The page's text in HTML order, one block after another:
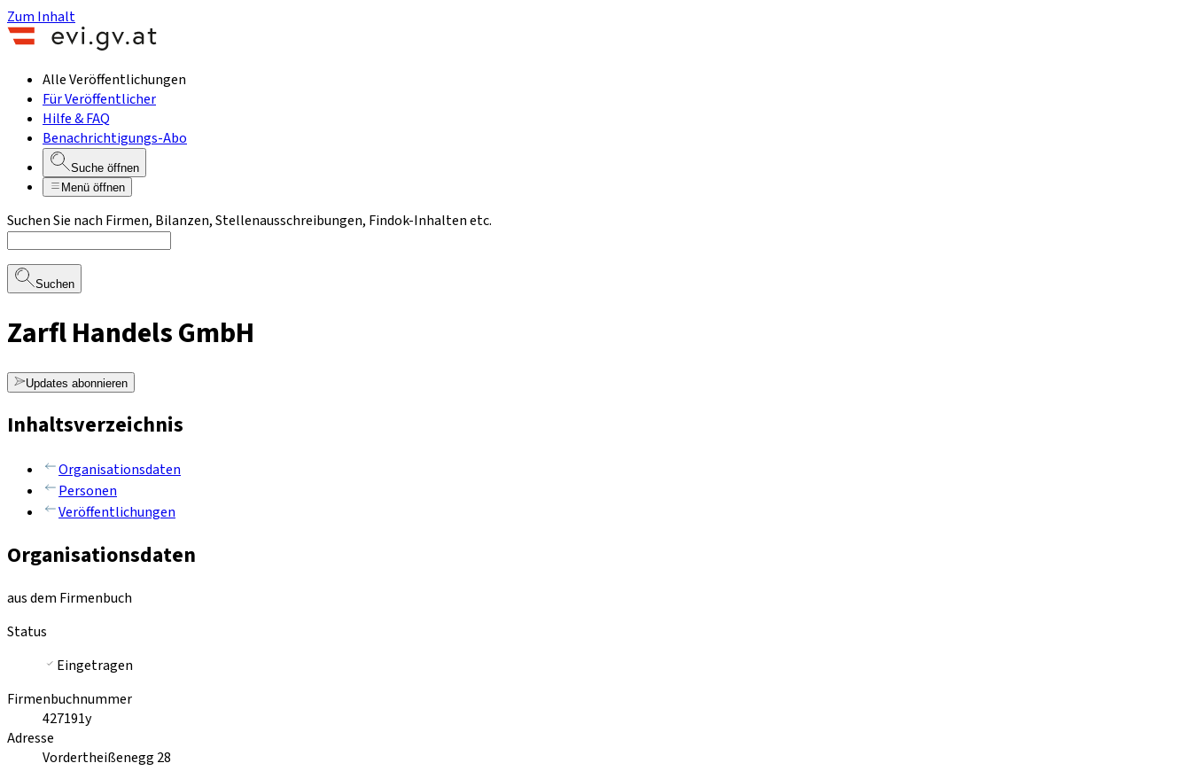
Zum Inhalt
Alle Veröffentlichungen
Für Veröffentlicher
Hilfe & FAQ
Benachrichtigungs-Abo
Suche öffnen
Menü öffnen
Suchen Sie nach Firmen, Bilanzen, Stellenausschreibungen, Findok-Inhalten etc.
Suchen
Zarfl Handels GmbH
Updates abonnieren
Inhaltsverzeichnis
Organisationsdaten
Personen
Veröffentlichungen
Organisationsdaten
aus dem Firmenbuch
Status
Eingetragen
Firmenbuchnummer
427191y
Adresse
Vordertheißenegg 28